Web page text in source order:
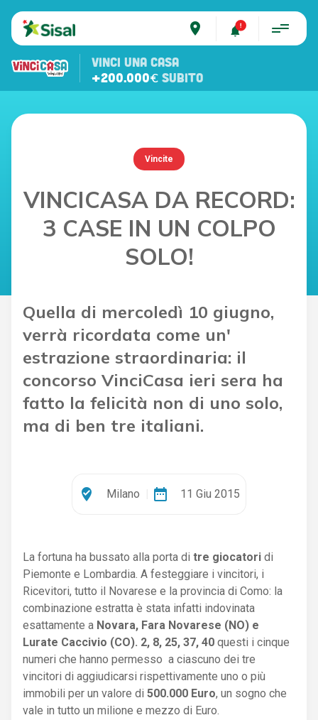
place
VINCI UNA CASA
+200.000€ SUBITO
Vincite
VINCICASA DA RECORD:
3 CASE IN UN COLPO
SOLO!
Quella di mercoledì 10 giugno,
verrà ricordata come un'
estrazione straordinaria: il
concorso VinciCasa ieri sera ha
fatto la felicità non di uno solo,
ma di ben tre italiani.
where_to_vote Milano date_range 11 Giu 2015
La fortuna ha bussato alla porta di tre giocatori di
Piemonte e Lombardia. A festeggiare i vincitori, i
Ricevitori, tutto il Novarese e la provincia di Como: la
combinazione estratta è stata infatti indovinata
esattamente a Novara, Fara Novarese (NO) e
Lurate Caccivio (CO). 2, 8, 25, 37, 40 questi i cinque
numeri che hanno permesso a ciascuno dei tre
vincitori di aggiudicarsi rispettivamente uno o più
immobili per un valore di 500.000 Euro, un sogno che
vale in tutto un milione e mezzo di Euro.